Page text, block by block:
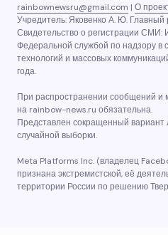
rainbownewsru@gmail.com | О
Учредитель: Яковенко А. Ю. Главный
Свидетельство о регистрации
Федеральной службой по надзору
технологий и массовых
года.
При распространении сообщений
на rainbow-news.ru обязательна.
Представлен сокращенный вариант
случайной выборки.
Meta Platforms Inc. (владелец
признана экстремистской, её
территории России по решению